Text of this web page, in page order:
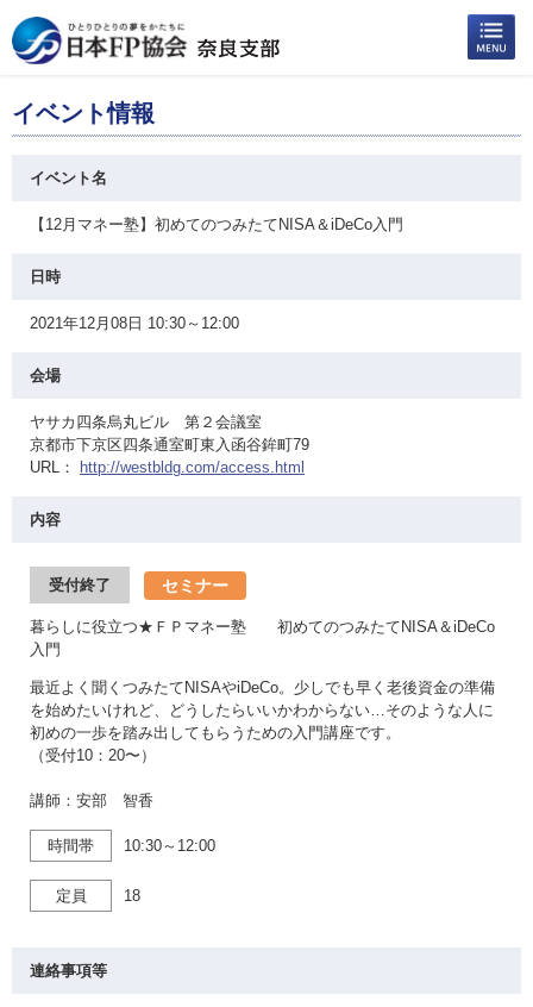
イベント情報
イベント名
【12月マネー塾】初めてのつみたてNISA＆iDeCo入門
日時
2021年12月08日 10:30～12:00
会場
ヤサカ四条烏丸ビル 第２会議室
京都市下京区四条通室町東入函谷鉾町79
URL：
http://westbldg.com/access.html
内容
受付終了 セミナー
暮らしに役立つ★ＦＰマネー塾 初めてのつみたてNISA＆iDeCo
入門
最近よく聞くつみたてNISAやiDeCo。少しでも早く老後資金の準備
を始めたいけれど、どうしたらいいかわからない…そのような人に
初めの一歩を踏み出してもらうための入門講座です。
（受付10：20〜）
講師：安部 智香
時間帯 10:30～12:00
定員 18
連絡事項等